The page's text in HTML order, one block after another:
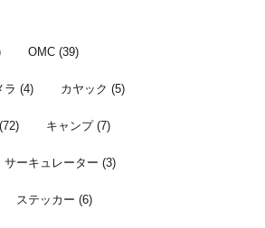
OMC (39)
ラ (4) カヤック (5)
(72) キャンプ(7)
サーキュレーター (3)
ステッカー (6)